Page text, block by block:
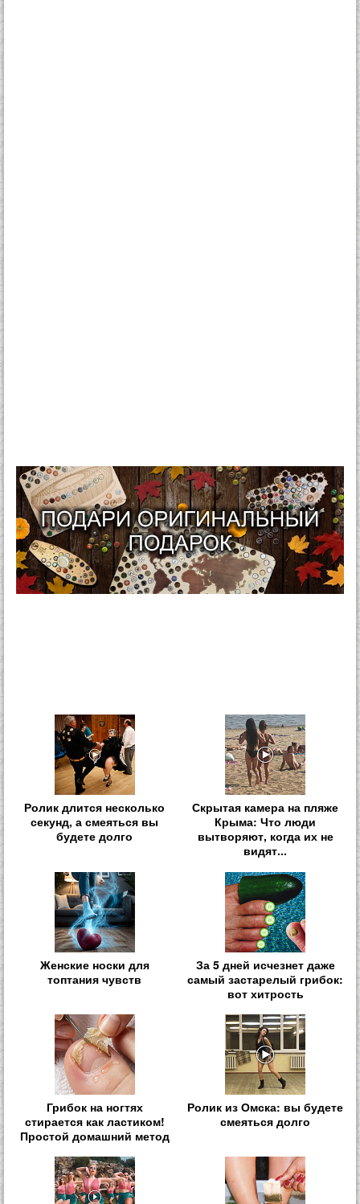
Ролик длится несколько
секунд, а смеяться вы
будете долго
Скрытая камера на пляже
Крыма: Что люди
вытворяют, когда их не
видят...
Женские носки для
топтания чувств
За 5 дней исчезнет даже
самый застарелый грибок:
вот хитрость
Грибок на ногтях
стирается как ластиком!
Простой домашний метод
Ролик из Омска: вы будете
смеяться долго